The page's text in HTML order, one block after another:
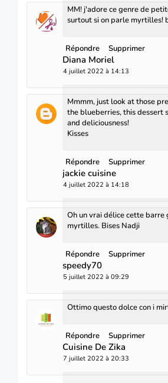
MM! j'adore ce genre de
surtout si on parle myrtilles!
Répondre Supprimer
Diana Moriel
4 juillet 2022 à 14:13
Mmmm, just look at those
the blueberries, this dessert
and deliciousness!
Kisses
Répondre Supprimer
jackie cuisine
4 juillet 2022 à 14:18
Oh un vrai délice cette barre
myrtilles. Bises Nadji
Répondre Supprimer
speedy70
5 juillet 2022 à 09:29
Ottimo questo dolce con i
Répondre Supprimer
Cuisine De Zika
7 juillet 2022 à 20:33